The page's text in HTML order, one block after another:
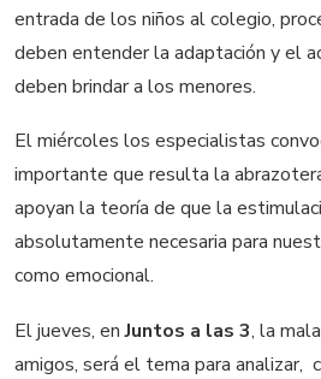
entrada de los niños al colegio,
deben entender la adaptación y el
deben brindar a los menores.
El miércoles los especialistas
importante que resulta la
apoyan la teoría de que la
absolutamente necesaria para
como emocional.
El jueves, enJuntos a las 3, la
amigos, será el tema para analizar,